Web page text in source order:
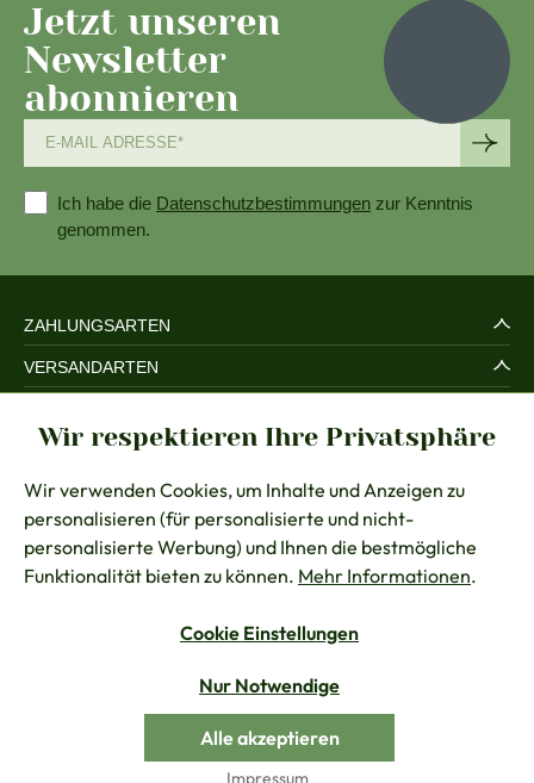
Jetzt unseren
Newsletter
abonnieren
Ich habe die Datenschutzbestimmungen zur Kenntnis
genommen.
ZAHLUNGSARTEN
VERSANDARTEN
RECHTLICHES
BERATUNG
KONTAKT
Vertrag widerrufen
Alle Preise inkl. gesetzl. Mehrwertsteuer zzgl.
© Chiemseer Dirndl & Tracht
Wir respektieren Ihre Privatsphäre
Wir verwenden Cookies, um Inhalte und Anzeigen zu
personalisieren (für personalisierte und nicht-
personalisierte Werbung) und Ihnen die bestmögliche
Funktionalität bieten zu können. Mehr Informationen.
Cookie Einstellungen
Nur Notwendige
Alle akzeptieren
Impressum